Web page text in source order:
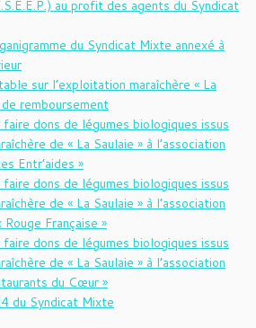
au profit des agents du Syndicat
du Syndicat Mixte annexé à
sur l’exploitation maraîchère « La
remboursement
dons de légumes biologiques issus
de « La Saulaie » à l’association
Entr’aides »
dons de légumes biologiques issus
de « La Saulaie » à l’association
Française »
dons de légumes biologiques issus
de « La Saulaie » à l’association
du Cœur »
du Syndicat Mixte